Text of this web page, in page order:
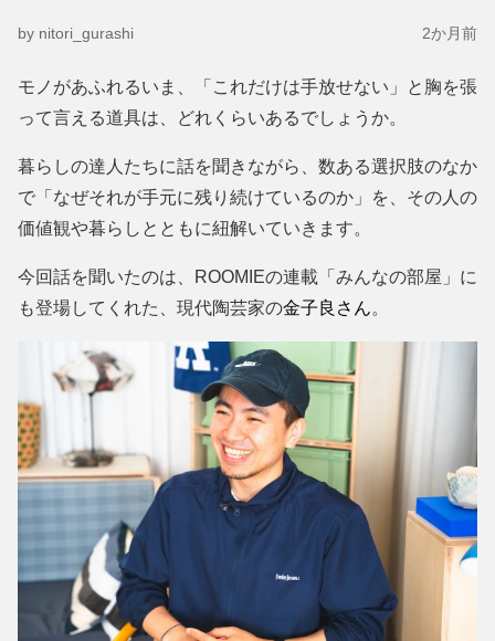
by nitori_gurashi 2か月前
モノがあふれるいま、「これだけは手放せない」と胸を張
って言える道具は、どれくらいあるでしょうか。
暮らしの達人たちに話を聞きながら、数ある選択肢のなか
で「なぜそれが手元に残り続けているのか」を、その人の
価値観や暮らしとともに紐解いていきます。
今回話を聞いたのは、ROOMIEの連載「みんなの部屋」に
も登場してくれた、現代陶芸家の金子良さん。